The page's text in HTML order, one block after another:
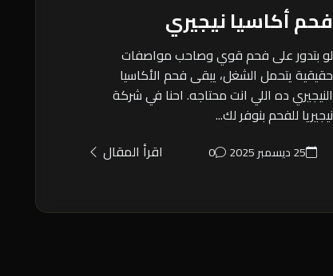
فحم أكاسيا نيجيري
لو بتدور على فحم قوي وصاحب مواصفات
حقيقية يتحمل الشغل، يبقى فحم الأكاسيا
النيجيري ده اللي انت محتاجه. احنا في شركة
نيجيريا للفحم بنوفر لك...
25 ديسمبر 2025 0 اقرأ المقال